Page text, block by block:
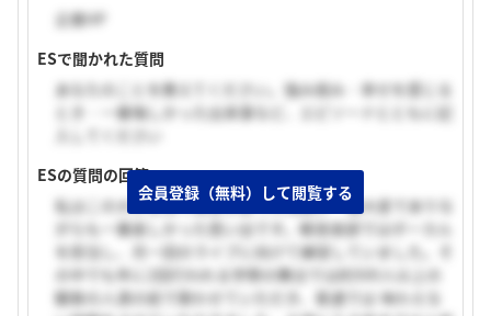
企業HP
ESで聞かれた質問
あなたのことを教えてください。強み弱み・幸せを感じる
とき・一番悔しかった出来事など、エピソードとともに記
ESの質問の回答
私はこの大学生活で軽音学部での活動が一番大変でありな
がらも一番楽しかった思い出です。軽音楽部ではボーカル
を担当し、月一回のライブに向けて練習していました。そ
の中でも年に2回行われる学祭の舞台では約500人以上の
観客の人達の前で歌わせていただき、普通では 味わえな
会員登録（無料）して閲覧する